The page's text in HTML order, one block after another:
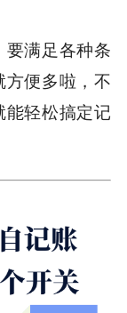
要满足各种条
方便多啦，不
能轻松搞定记